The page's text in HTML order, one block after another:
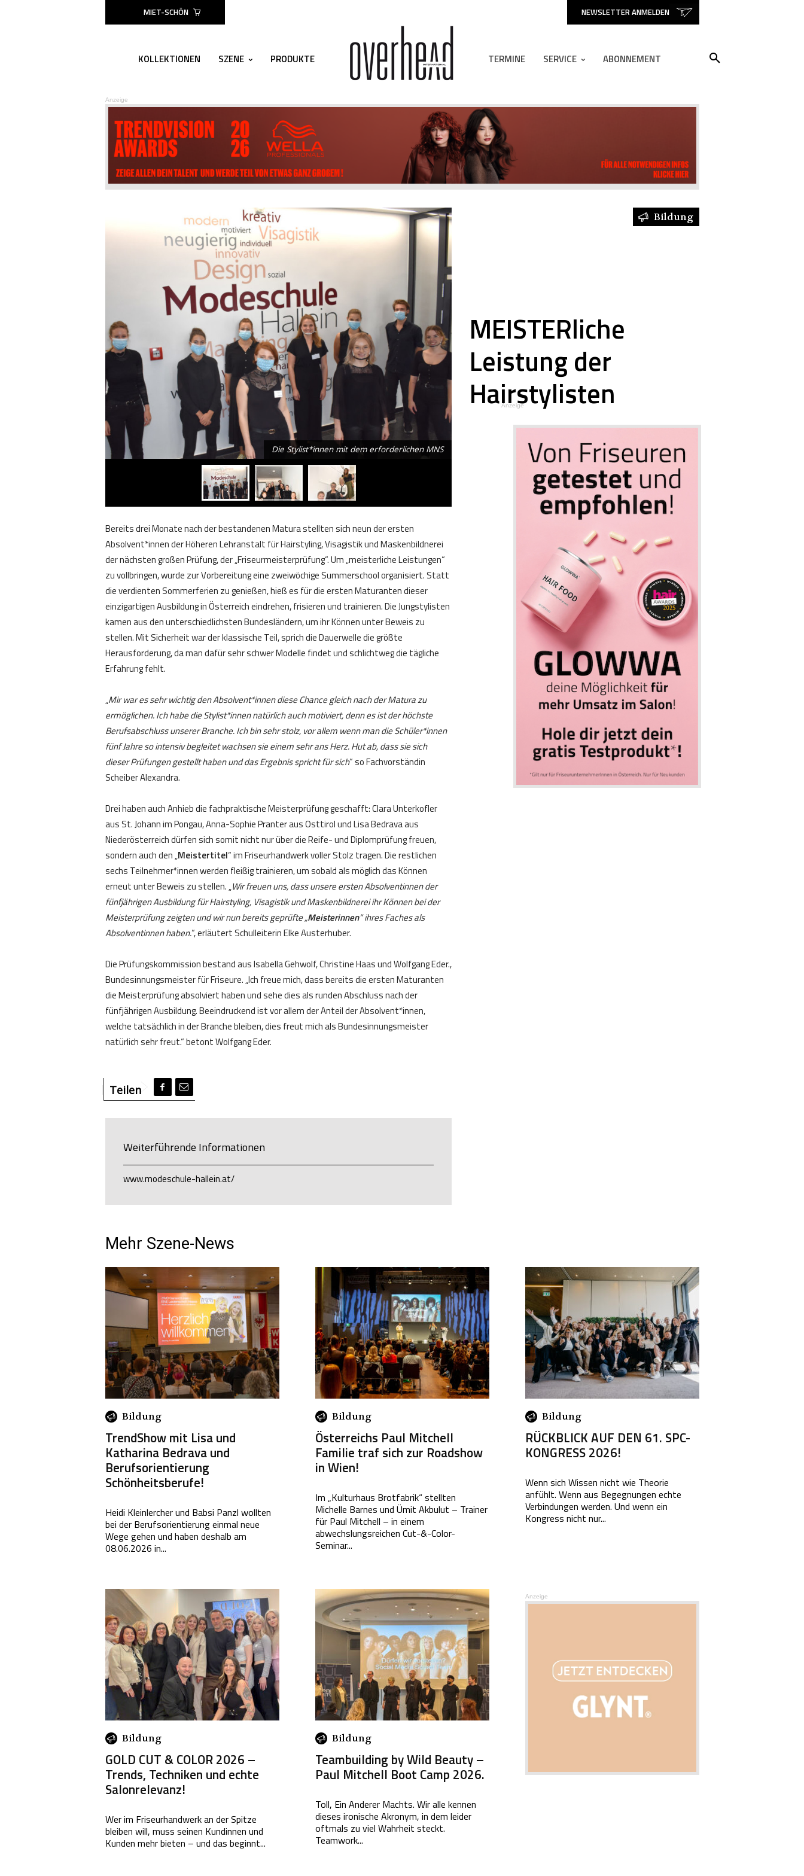
NEWSLETTER ANMELDEN
MIET-SCHÖN
KOLLEKTIONEN SZENE PRODUKTE TERMINE SERVICE ABONNEMENT
Anzeige
Die Stylist*innen mit dem erforderlichen MNS
Bereits drei Monate nach der bestandenen Matura stellten sich neun der ersten
Absolvent*innen der Höheren Lehranstalt für Hairstyling, Visagistik und Maskenbildnerei
der nächsten großen Prüfung, der „Friseurmeisterprüfung“. Um „meisterliche Leistungen“
zu vollbringen, wurde zur Vorbereitung eine zweiwöchige Summerschool organisiert. Statt
die verdienten Sommerferien zu genießen, hieß es für die ersten Maturanten dieser
einzigartigen Ausbildung in Österreich eindrehen, frisieren und trainieren. Die Jungstylisten
kamen aus den unterschiedlichsten Bundesländern, um ihr Können unter Beweis zu
stellen. Mit Sicherheit war der klassische Teil, sprich die Dauerwelle die größte
Herausforderung, da man dafür sehr schwer Modelle findet und schlichtweg die tägliche
Erfahrung fehlt.
„Mir war es sehr wichtig den Absolvent*innen diese Chance gleich nach der Matura zu
ermöglichen. Ich habe die Stylist*innen natürlich auch motiviert, denn es ist der höchste
Berufsabschluss unserer Branche. Ich bin sehr stolz, vor allem wenn man die Schüler*innen
fünf Jahre so intensiv begleitet wachsen sie einem sehr ans Herz. Hut ab, dass sie sich
dieser Prüfungen gestellt haben und das Ergebnis spricht für sich“ so Fachvorständin
Scheiber Alexandra.
Drei haben auch Anhieb die fachpraktische Meisterprüfung geschafft: Clara Unterkofler
aus St. Johann im Pongau, Anna-Sophie Pranter aus Osttirol und Lisa Bedrava aus
Niederösterreich dürfen sich somit nicht nur über die Reife- und Diplomprüfung freuen,
sondern auch den „Meistertitel“ im Friseurhandwerk voller Stolz tragen. Die restlichen
sechs Teilnehmer*innen werden fleißig trainieren, um sobald als möglich das Können
erneut unter Beweis zu stellen. „Wir freuen uns, dass unsere ersten Absolventinnen der
fünfjährigen Ausbildung für Hairstyling, Visagistik und Maskenbildnerei ihr Können bei der
Meisterprüfung zeigten und wir nun bereits geprüfte „Meisterinnen“ ihres Faches als
Absolventinnen haben.“, erläutert Schulleiterin Elke Austerhuber.
Die Prüfungskommission bestand aus Isabella Gehwolf, Christine Haas und Wolfgang Eder.,
Bundesinnungsmeister für Friseure. „Ich freue mich, dass bereits die ersten Maturanten
die Meisterprüfung absolviert haben und sehe dies als runden Abschluss nach der
fünfjährigen Ausbildung. Beeindruckend ist vor allem der Anteil der Absolvent*innen,
welche tatsächlich in der Branche bleiben, dies freut mich als Bundesinnungsmeister
natürlich sehr freut.“ betont Wolfgang Eder.
Teilen
Weiterführende Informationen
www.modeschule-hallein.at/
Bildung
MEISTERliche
Leistung der
Hairstylisten
Anzeige
Mehr Szene-News
Bildung
TrendShow mit Lisa und
Katharina Bedrava und
Berufsorientierung
Schönheitsberufe!
Heidi Kleinlercher und Babsi Panzl wollten
bei der Berufsorientierung einmal neue
Wege gehen und haben deshalb am
08.06.2026 in...
Bildung
Österreichs Paul Mitchell
Familie traf sich zur Roadshow
in Wien!
Im „Kulturhaus Brotfabrik“ stellten
Michelle Barnes und Ümit Akbulut – Trainer
für Paul Mitchell – in einem
abwechslungsreichen Cut-&-Color-
Seminar...
Bildung
RÜCKBLICK AUF DEN 61. SPC-
KONGRESS 2026!
Wenn sich Wissen nicht wie Theorie
anfühlt. Wenn aus Begegnungen echte
Verbindungen werden. Und wenn ein
Kongress nicht nur...
Bildung
GOLD CUT & COLOR 2026 –
Trends, Techniken und echte
Salonrelevanz!
Wer im Friseurhandwerk an der Spitze
bleiben will, muss seinen Kundinnen und
Kunden mehr bieten – und das beginnt...
Bildung
Teambuilding by Wild Beauty –
Paul Mitchell Boot Camp 2026.
Toll, Ein Anderer Machts. Wir alle kennen
dieses ironische Akronym, in dem leider
oftmals zu viel Wahrheit steckt.
Teamwork...
Anzeige